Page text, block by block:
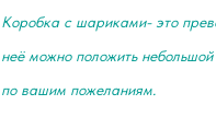
Коробка с шариками- это
неё можно положить
по вашим пожеланиям.